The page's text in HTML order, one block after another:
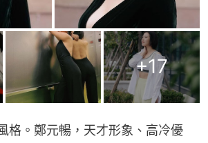
+17
格。鄭元暢，天才形象、高冷優